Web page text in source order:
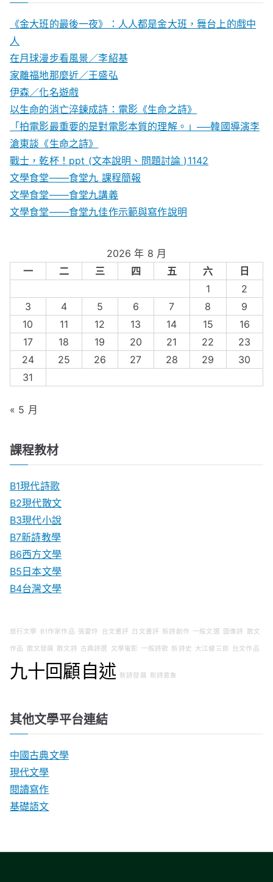
《金大班的最後一夜》：人人都是金大班，舞台上的戲中
人
在月球漫步看風景／李紹基
家離福地那麼近／王盛弘
伊森／化名遊戲
以生命的消亡淬鍊成詩：電影《生命之詩》
「拍電影最重要的是對電影本質的理解。」──韓國導演李
滄東談《生命之詩》
戰士，乾杯！ppt (文本說明、問題討論 )1142
文學食堂——食堂九 課程簡報
文學食堂――食堂九講義
文學食堂——食堂九佳作示範與寫作說明
2026 年 8 月
一
二 三 四 五 六
日
1
2
3
4 5 6 7 8
9
10
11 12 13 14 15
16
17
18 19 20 21 22
23
24
25 26 27 28 29
30
31
« 5 月
課程教材
B1現代詩歌
B2現代散文
B3現代小說
B7新詩教學
B6西方文學
B5日本文學
B4台灣文學
旅行文學 B1作家作品 張愛玲 台文書評 日文書評 新詩創作 一般文選 圖像詩 散文
作品 散文發展 散文詩 古典詩選 文學電影 一般詩歌 新詩史 大江健三郎 台文作品
九十回顧自述 新詩發展 新詩意象
其他文學平台連結
中國古典文學
現代文學
閱讀寫作
基礎語文